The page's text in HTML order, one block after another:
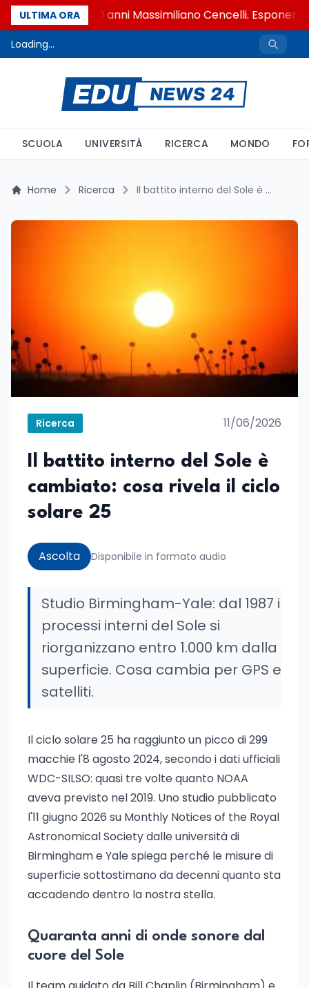
ULTIMA ORA
Si è spento a 90 anni Massimiliano Cencelli.
Loading...
SCUOLA UNIVERSITÀ RICERCA MONDO
Home Ricerca Il battito interno del Sole è cambiato: cosa rivela il ciclo solare 25
Ricerca 11/06/2026
Il battito interno del Sole è
cambiato: cosa rivela il ciclo
solare 25
Ascolta Disponibile in formato audio
Studio Birmingham-Yale: dal 1987 i
processi interni del Sole si
riorganizzano entro 1.000 km dalla
superficie. Cosa cambia per GPS e
satelliti.
Il ciclo solare 25 ha raggiunto un picco di 299
macchie l'8 agosto 2024, secondo i dati ufficiali
WDC-SILSO: quasi tre volte quanto NOAA
aveva previsto nel 2019. Uno studio pubblicato
l'11 giugno 2026 su Monthly Notices of the Royal
Astronomical Society dalle università di
Birmingham e Yale spiega perché le misure di
superficie sottostimano da decenni quanto sta
accadendo dentro la nostra stella.
Quaranta anni di onde sonore dal
cuore del Sole